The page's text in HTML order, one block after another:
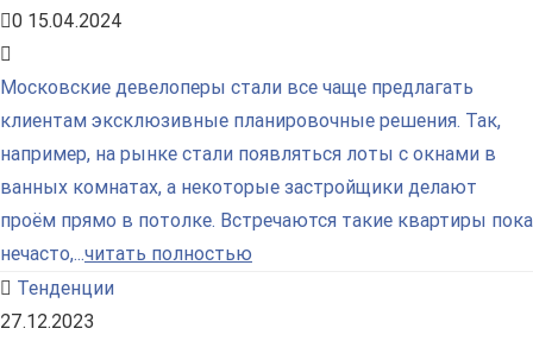
0 15.04.2024
Московские девелоперы стали все чаще предлагать
клиентам эксклюзивные планировочные решения. Так,
например, на рынке стали появляться лоты с окнами в
ванных комнатах, а некоторые застройщики делают
проём прямо в потолке. Встречаются такие квартиры пока
нечасто,...читать полностью
Тенденции
27.12.2023